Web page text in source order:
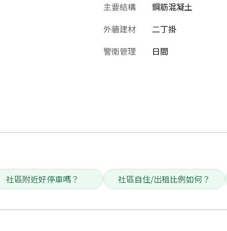
主要結構
鋼筋混凝土
外牆建材
二丁掛
警衛管理
日間
社區附近好停車嗎？ 社區自住/出租比例如何？